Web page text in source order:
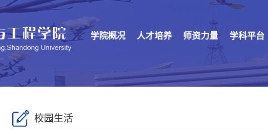
学院概况 人才培养 师资力量 学科平台
校园生活